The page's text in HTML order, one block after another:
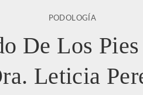
PODOLOGÍA
De Los
Leticia